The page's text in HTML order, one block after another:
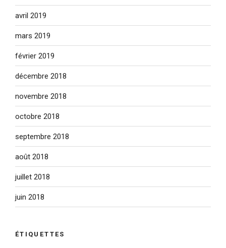
avril 2019
mars 2019
février 2019
décembre 2018
novembre 2018
octobre 2018
septembre 2018
août 2018
juillet 2018
juin 2018
ÉTIQUETTES